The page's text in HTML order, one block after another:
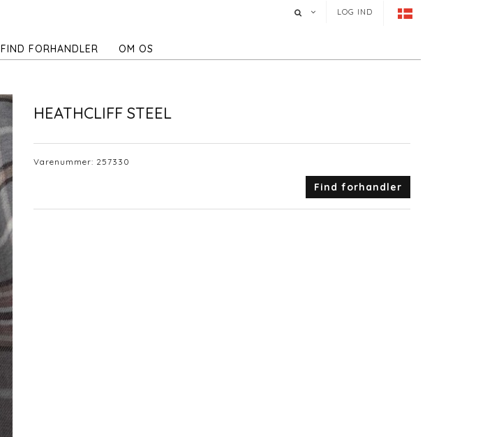
LOG IND
FIND FORHANDLER OM OS
HEATHCLIFF STEEL
Varenummer: 257330
Find forhandler